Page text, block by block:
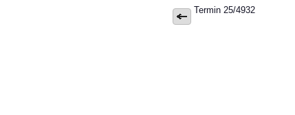
Termin 25/4932